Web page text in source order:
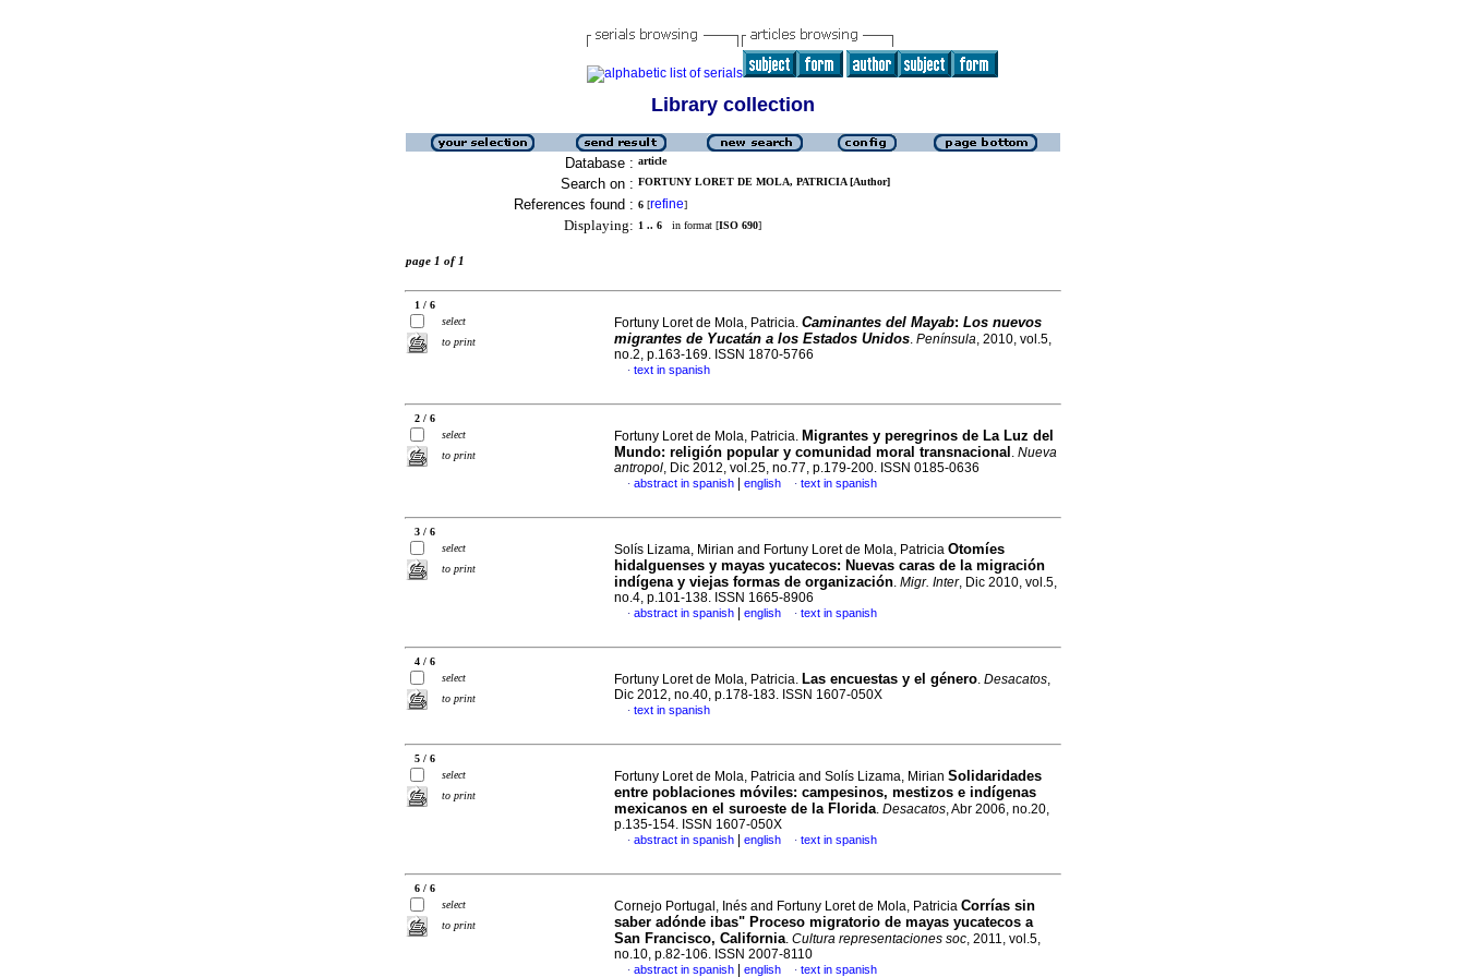
Library collection
Database : article
Search on : FORTUNY LORET DE MOLA, PATRICIA [Author]
References found : 6 [refine]
Displaying: 1 .. 6 in format [ISO 690]
page 1 of 1
1 / 6
select
to print
Fortuny Loret de Mola, Patricia. Caminantes del Mayab: Los nuevos
migrantes de Yucatán a los Estados Unidos. Península, 2010, vol.5,
no.2, p.163-169. ISSN 1870-5766
· text in spanish
2 / 6
select
to print
Fortuny Loret de Mola, Patricia. Migrantes y peregrinos de La Luz del
Mundo: religión popular y comunidad moral transnacional . Nueva
antropol, Dic 2012, vol.25, no.77, p.179-200. ISSN 0185-0636
· abstract in spanish english · text in spanish
3 / 6
select
to print
Solís Lizama, Mirian and Fortuny Loret de Mola, Patricia Otomíes
hidalguenses y mayas yucatecos: Nuevas caras de la migración
indígena y viejas formas de organización. Migr. Inter, Dic 2010, vol.5,
no.4, p.101-138. ISSN 1665-8906
· abstract in spanish english · text in spanish
4 / 6
select
to print
Fortuny Loret de Mola, Patricia. Las encuestas y el género. Desacatos,
Dic 2012, no.40, p.178-183. ISSN 1607-050X
· text in spanish
5 / 6
select
to print
Fortuny Loret de Mola, Patricia and Solís Lizama, Mirian Solidaridades
entre poblaciones móviles: campesinos, mestizos e indígenas
mexicanos en el suroeste de la Florida. Desacatos, Abr 2006, no.20,
p.135-154. ISSN 1607-050X
· abstract in spanish english · text in spanish
6 / 6
select
to print
Cornejo Portugal, Inés and Fortuny Loret de Mola, Patricia Corrías sin
saber adónde ibas" Proceso migratorio de mayas yucatecos a
San Francisco, California. Cultura representaciones soc, 2011, vol.5,
no.10, p.82-106. ISSN 2007-8110
· abstract in spanish english · text in spanish